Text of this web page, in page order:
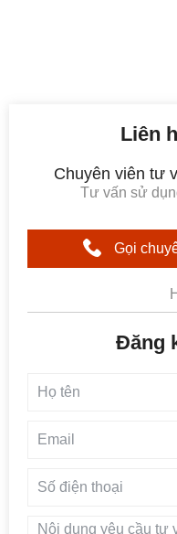
Liên
Chuyên viên tư
Tư vấn sử
Gọi
Đăng